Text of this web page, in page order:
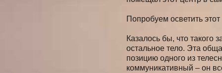
Попробуем осветить
Казалось бы, что такого
остальное тело. Эта
позицию одного из
коммуникативный – он